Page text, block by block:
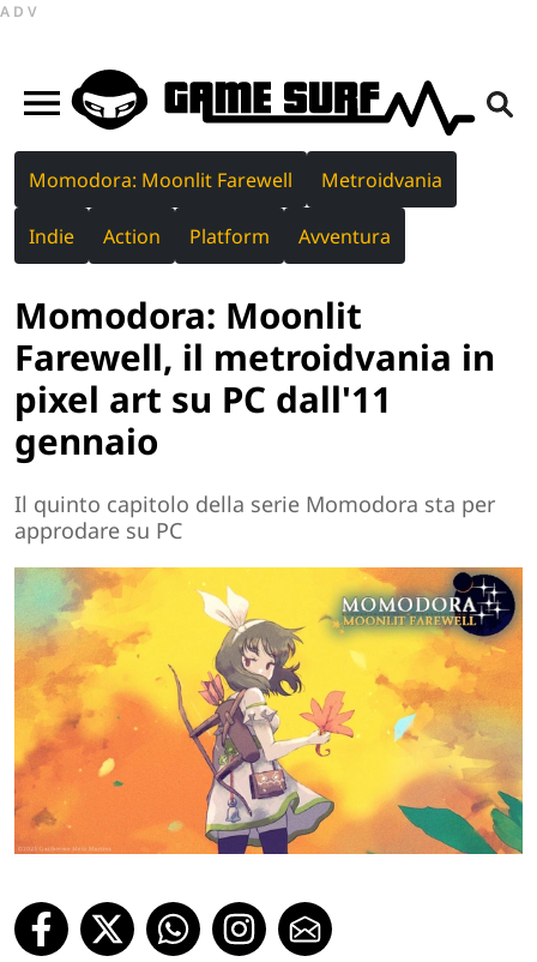
ADV
Momodora: Moonlit Farewell Metroidvania
Indie Action Platform Avventura
Momodora: Moonlit
Farewell, il metroidvania in
pixel art su PC dall'11
gennaio
Il quinto capitolo della serie Momodora sta per
approdare su PC